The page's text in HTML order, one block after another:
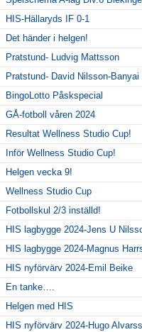
HIS-Hällaryds IF 0-1
Det händer i helgen!
Pratstund- Ludvig Mattsson
Pratstund- David Nilsson-Banyai
BingoLotto Påskspecial
GÅ-fotboll våren 2024
Resultat Wellness Studio Cup!
Inför Wellness Studio Cup!
Helgen vecka 9!
Wellness Studio Cup
Fotbollskul 2/3 inställd!
HIS lagbygge 2024-Jens U
HIS lagbygge 2024-Magnus
HIS nyförvärv 2024-Emil Beike
En tanke….
Helgen med HIS
HIS nyförvärv 2024-Hugo